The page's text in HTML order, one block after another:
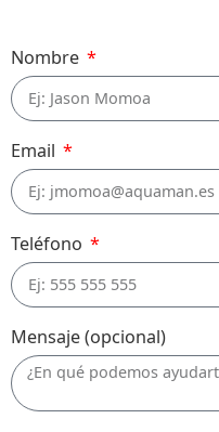
Nombre
Email
Teléfono
Mensaje (opcional)